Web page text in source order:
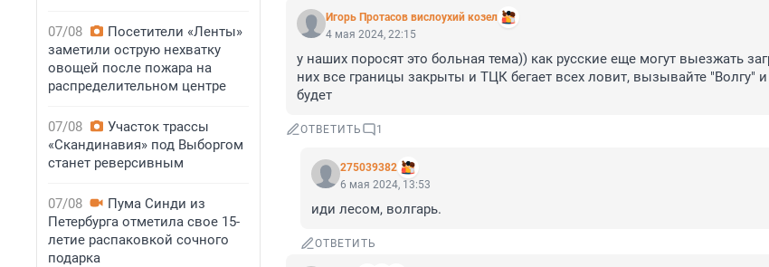
07/08
Посетители «Ленты»
заметили острую нехватку
овощей после пожара на
распределительном центре
07/08
Участок трассы
«Скандинавия» под Выборгом
станет реверсивным
07/08
Пума Синди из
Петербурга отметила свое 15-
летие распаковкой сочного
подарка
Игoрь Прoтасoв вислоухий козел
4 мая 2024, 22:15
у наших поросят это больная тема)) как русские еще могут выезжать
них все границы закрыты и ТЦК бегает всех ловит, вызывайте "Волгу"
будет
ОТВЕТИТЬ 1
275039382
6 мая 2024, 13:53
иди лесом, волгарь.
ОТВЕТИТЬ